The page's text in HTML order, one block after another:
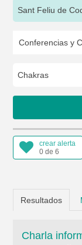
Sant Feliu de
Chakras
crear alerta
0 de 6
Resultados
Charla